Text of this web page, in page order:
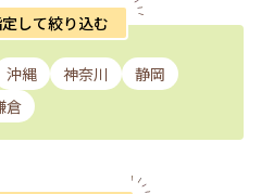
して絞り込む
沖縄 神奈川
静岡
倉